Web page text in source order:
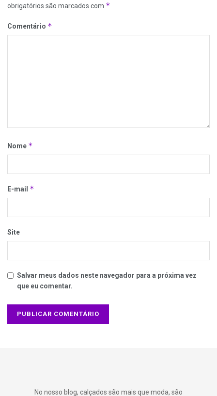
obrigatórios são marcados com *
Comentário *
Nome *
E-mail *
Site
Salvar meus dados neste navegador para a próxima vez
que eu comentar.
No nosso blog, calçados são mais que moda, são